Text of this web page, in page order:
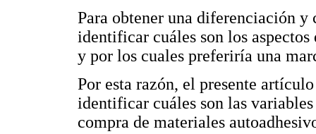
Para obtener una diferenciación
identificar cuáles son los
y por los cuales preferiría una
Por esta razón, el presente
identificar cuáles son las
compra de materiales